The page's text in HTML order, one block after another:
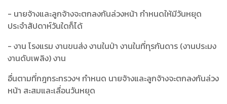
- นายจ้างและลูกจ้างจะตกลงกันล่วงหน้า กำหนดให้มีวันหยุด
ประจำสัปดาห์วันใดก็ได้
- งาน โรงแรม งานขนส่ง งานในป่า งานในที่ทุรกันดาร (งานประมง
งานดับเพลิง) งาน
อื่นตามที่กฎกระทรวงฯ กำหนด นายจ้างและลูกจ้างจะตกลงกันล่วง
หน้า สะสมและเลื่อนวันหยุด